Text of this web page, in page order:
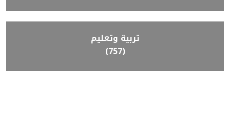
تربية وتعليم
(757)